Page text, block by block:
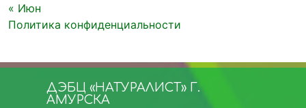
« Июн
Политика конфиденциальности
ДЭБЦ «НАТУРАЛИСТ» Г.
АМУРСКА